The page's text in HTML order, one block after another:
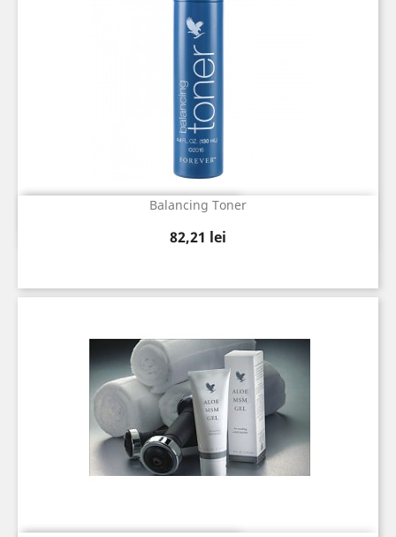
Balancing Toner
Pret
82,21 lei
Vizualizare rapida